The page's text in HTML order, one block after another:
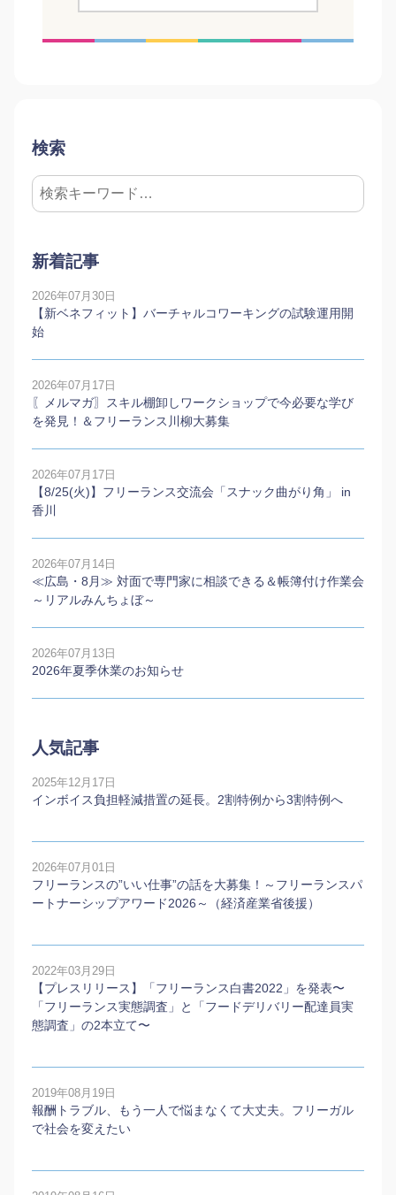
検索
新着記事
2026年07月30日
【新ベネフィット】バーチャルコワーキングの試験運用開
始
2026年07月17日
〖メルマガ〗スキル棚卸しワークショップで今必要な学び
を発見！＆フリーランス川柳大募集
2026年07月17日
【8/25(火)】フリーランス交流会「スナック曲がり角」 in
香川
2026年07月14日
≪広島・8月≫ 対面で専門家に相談できる＆帳簿付け作業会
～リアルみんちょぼ～
2026年07月13日
2026年夏季休業のお知らせ
人気記事
2025年12月17日
インボイス負担軽減措置の延長。2割特例から3割特例へ
2026年07月01日
フリーランスの”いい仕事”の話を大募集！～フリーランスパ
ートナーシップアワード2026～（経済産業省後援）
2022年03月29日
【プレスリリース】「フリーランス白書2022」を発表〜
「フリーランス実態調査」と「フードデリバリー配達員実
態調査」の2本⽴て〜
2019年08月19日
報酬トラブル、もう一人で悩まなくて大丈夫。フリーガル
で社会を変えたい